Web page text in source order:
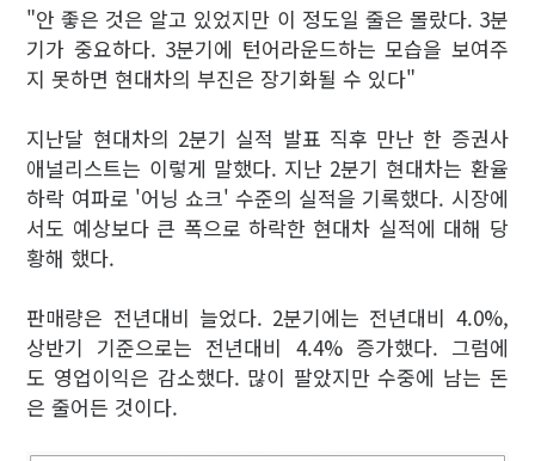
"안 좋은 것은 알고 있었지만 이 정도일 줄은 몰랐다. 3분
기가 중요하다. 3분기에 턴어라운드하는 모습을 보여주
지 못하면 현대차의 부진은 장기화될 수 있다"
지난달 현대차의 2분기 실적 발표 직후 만난 한 증권사
애널리스트는 이렇게 말했다. 지난 2분기 현대차는 환율
하락 여파로 '어닝 쇼크' 수준의 실적을 기록했다. 시장에
서도 예상보다 큰 폭으로 하락한 현대차 실적에 대해 당
황해 했다.
판매량은 전년대비 늘었다. 2분기에는 전년대비 4.0%,
상반기 기준으로는 전년대비 4.4% 증가했다. 그럼에
도 영업이익은 감소했다. 많이 팔았지만 수중에 남는 돈
은 줄어든 것이다.